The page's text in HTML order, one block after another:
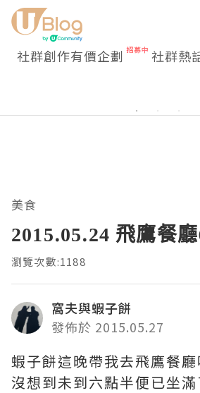
社群創作有價企劃 社群熱
美食
2015.05.24 飛鷹餐
瀏覽次數:1188
窩夫與蝦子餅
發佈於 2015.05.27
蝦子餅這晚帶我去飛鷹餐廳
沒想到未到六點半便已坐滿